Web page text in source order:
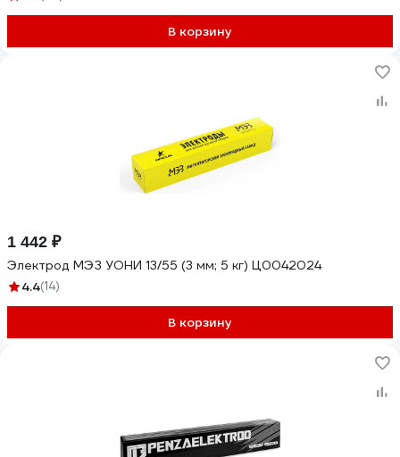
В корзину
1 442 ₽
Электрод МЭЗ УОНИ 13/55 (3 мм; 5 кг) Ц0042024
4.4(14)
В корзину